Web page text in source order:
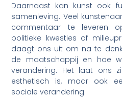
Daarnaast kan kunst ook
samenleving. Veel
commentaar te leveren
politieke kwesties of
daagt ons uit om na te
de maatschappij en hoe
verandering. Het laat ons
esthetisch is, maar ook
sociale verandering.